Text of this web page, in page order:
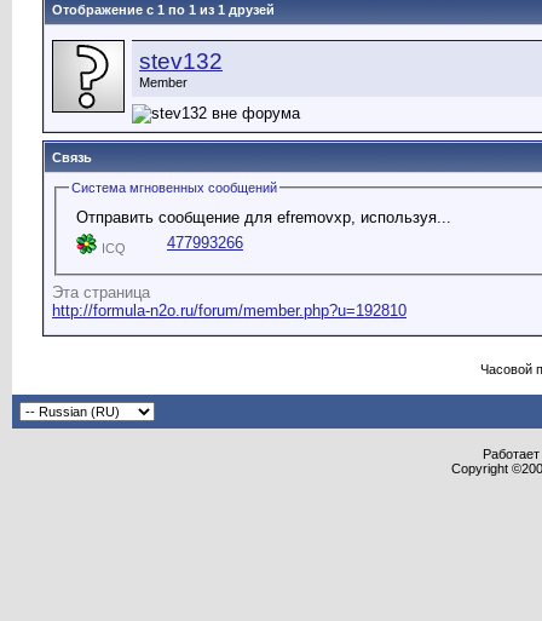
Отображение с 1 по 1 из 1 друзей
stev132
Member
Связь
Система мгновенных сообщений
Отправить сообщение для efremovxp, используя...
ICQ 477993266
Эта страница
http://formula-n2o.ru/forum/member.php?u=192810
Часовой
Copyright